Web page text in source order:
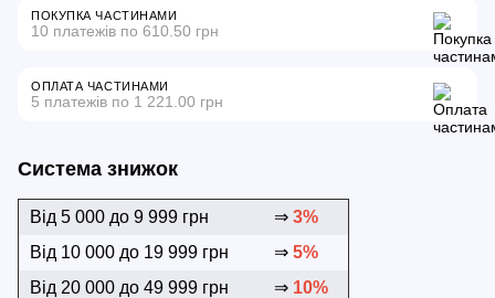
ПОКУПКА ЧАСТИНАМИ
10 платежів по 610.50 грн
ОПЛАТА ЧАСТИНАМИ
5 платежів по 1 221.00 грн
Система знижок
Від 5 000 до 9 999 грн ⇒ 3%
Від 10 000 до 19 999 грн
⇒ 5%
Від 20 000 до 49 999 грн
⇒ 10%